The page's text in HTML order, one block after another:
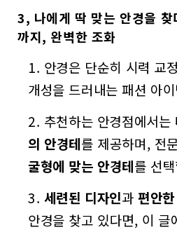
3, 나에게 딱 맞는 안경을
까지, 완벽한 조화
안경은 단순히 시력 교
개성을 드러내는 패션 아
추천하는 안경점에서는
의 안경테를 제공하며, 전
굴형에 맞는 안경테를 선
세련된 디자인과편안
안경을 찾고 있다면, 이 글